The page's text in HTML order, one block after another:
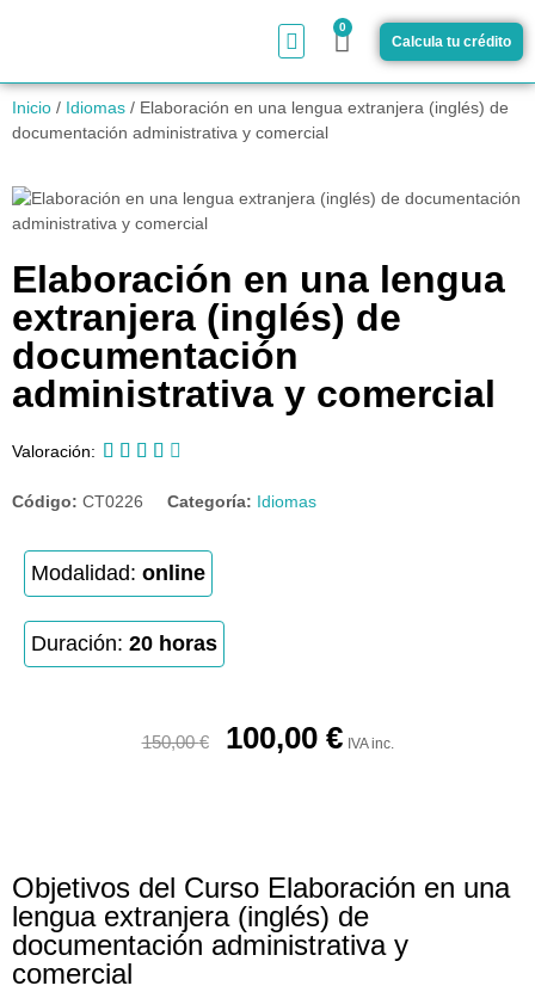
0
Calcula tu crédito
Inicio / Idiomas / Elaboración en una lengua extranjera (inglés) de
documentación administrativa y comercial
Elaboración en una lengua
extranjera (inglés) de
documentación
administrativa y comercial
Valoración:     
Código: CT0226 Categoría: Idiomas
Modalidad: online
Duración: 20 horas
150,00€ 100,00 € IVA inc.
Objetivos del Curso Elaboración en una
lengua extranjera (inglés) de
documentación administrativa y
comercial